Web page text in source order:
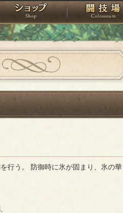
タジオ ショップ
行う。 防御時に氷が固まり、氷の華